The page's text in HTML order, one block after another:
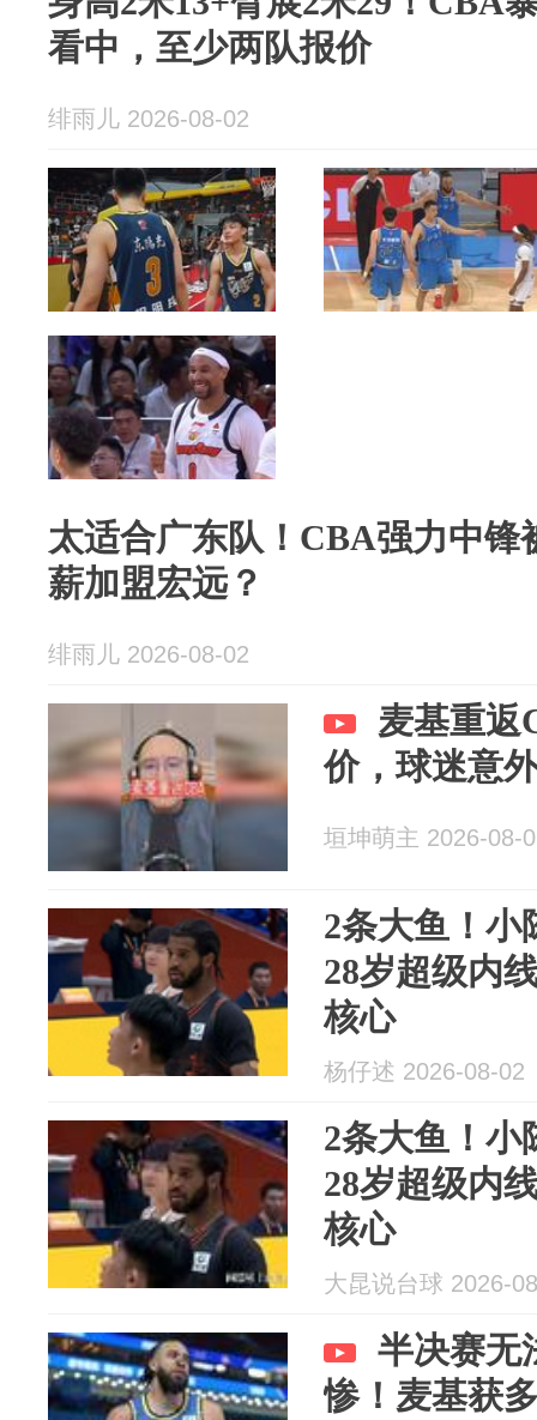
看中，至少两队报价
绯雨儿 2026-08-02
太适合广东队！CBA强力中锋
薪加盟宏远？
绯雨儿 2026-08-02
麦基重返
价，球迷意
垣坤萌主 2026-08-
2条大鱼！小
28岁超级内
核心
杨仔述 2026-08-02
2条大鱼！小
28岁超级内
核心
大昆说台球 2026-
半决赛无
惨！麦基获